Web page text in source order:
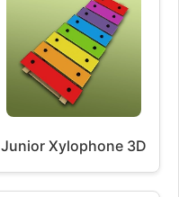
Junior Xylophone 3D